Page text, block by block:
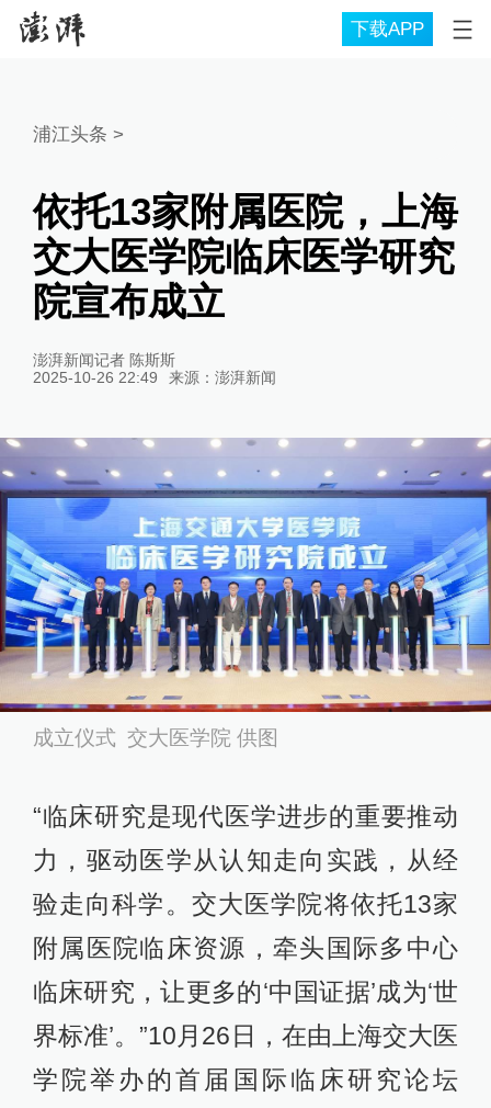
下载APP
浦江头条 >
依托13家附属医院，上海
交大医学院临床医学研究
院宣布成立
澎湃新闻记者 陈斯斯
2025-10-26 22:49
来源： 澎湃新闻
成立仪式 交大医学院 供图
“临床研究是现代医学进步的重要推动
力，驱动医学从认知走向实践，从经
验走向科学。交大医学院将依托13家
附属医院临床资源，牵头国际多中心
临床研究，让更多的‘中国证据’成为‘世
界标准’。”10月26日，在由上海交大医
学院举办的首届国际临床研究论坛